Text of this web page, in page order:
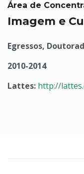
Área de
Imagem e
Egressos,
2010-2014
Lattes: http://